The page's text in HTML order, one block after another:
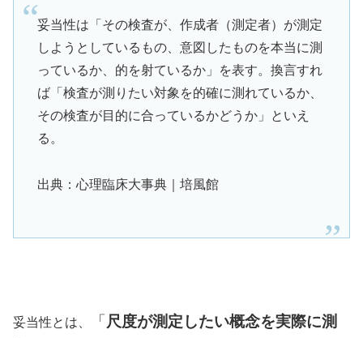
妥当性は「その検査が、作成者（測定者）が測定
しようとしているもの、意図したものを本当に測
っているか、的を射ているか」を表す。換言すれ
ば「検査が測りたい対象を的確に測れているか、
その検査が目的に合っているかどうか」といえ
る。
出典：心理臨床大事典｜培風館
妥当性とは、 「尺度が測定したい概念を実際に測